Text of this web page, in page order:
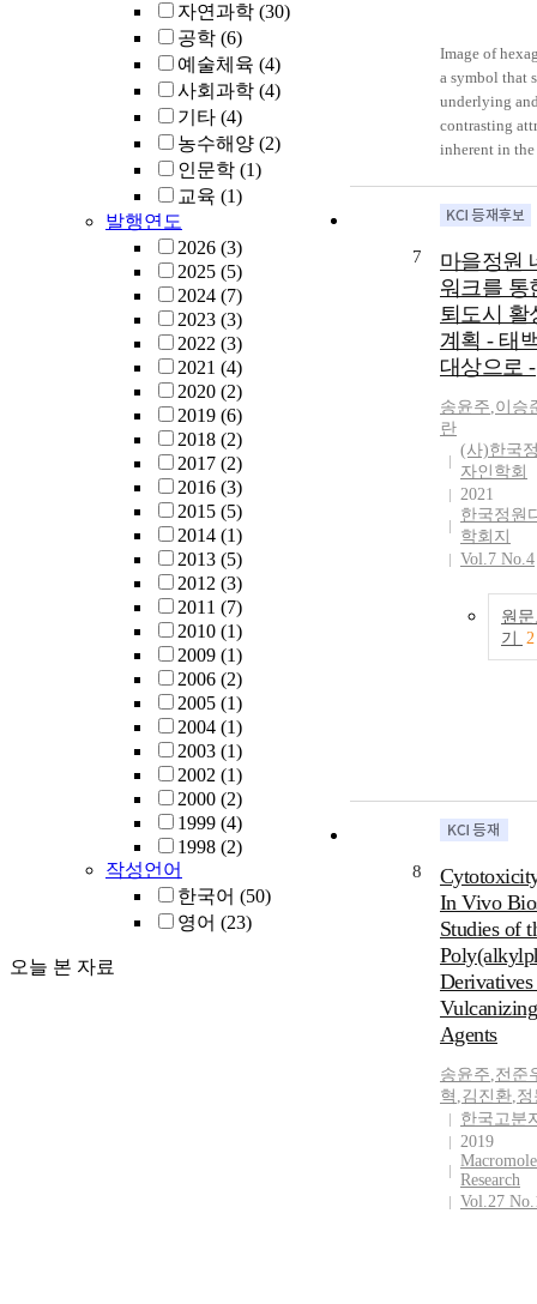
자연과학 (30)
공학 (6)
예술체육 (4)
사회과학 (4)
기타 (4)
농수해양 (2)
인문학 (1)
교육 (1)
발행연도
2026 (3)
2025 (5)
2024 (7)
2023 (3)
2022 (3)
2021 (4)
2020 (2)
2019 (6)
2018 (2)
2017 (2)
2016 (3)
2015 (5)
2014 (1)
2013 (5)
2012 (3)
2011 (7)
2010 (1)
2009 (1)
2006 (2)
2005 (1)
2004 (1)
2003 (1)
2002 (1)
2000 (2)
1999 (4)
1998 (2)
작성언어
한국어 (50)
영어 (23)
오늘 본 자료
the Emergency
Department of
Severance
during 12
period. We
any past
suicide
psychiatric
methods of
attempts,
and follow up
discharge.
We finally
162 patients
the study
total number
suicide
hanging was
attempts
after death of
Choi. The
emergency
department
of Ms. Choi
followed up
discharge.
this study, it
possible that
effect could
effect on
attempts. This
also suggests
intense follow
survivors after
attempt. (J of
for Dep and
Disorders
69)
Image of
a symbol that
underlying
contrasting
inherent in
positive(⚊),
abstracted into
‘⚋(yin)’ and
‘⚊(yang)’. 8
symbols
the symbol
3 times are
referred to as '8
trigrams', and
overlapping 6
results in '64
hexagrams'.
hexagram
wide range of
objects,
understanding
constructed
terms of
and is
use due to its
simplicity in
practice[easy
simple, 易簡].
recapitulative
representation
to the modern
imagination
what is
object, and it's
realized with
reverence and
aesthetics. As
7
마을정원
워크를 통
퇴도시 활
계획 - 태
대상으로 -
송윤주,이승
란
(사)한국
자인학회
2021
한국정원
학회지
Vol.7 No.4
원
기
2
8
In Vivo
Studies of
Derivatives
Vulcanizing
Agents
송윤주,전준
혁 ,김진환,
한국고분
2019
Research
Vol.27